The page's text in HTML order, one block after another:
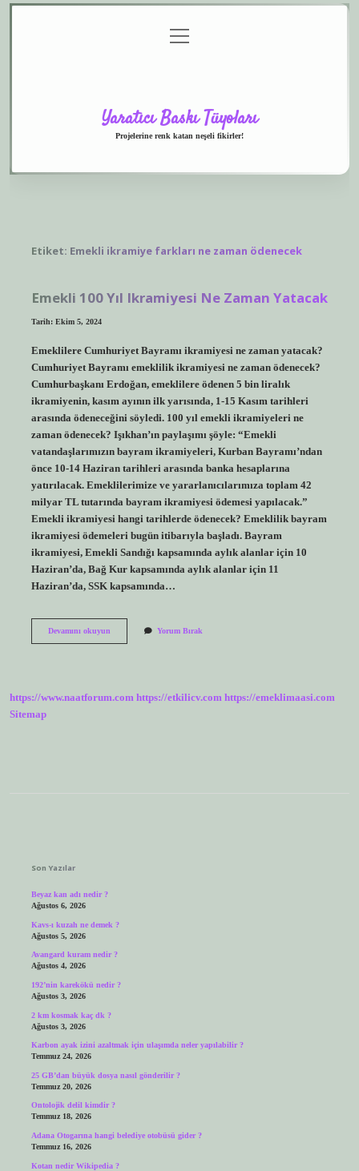
menüyü
aç
Yaratıcı Baskı Tüyoları
Projelerine renk katan neşeli fikirler!
Etiket: Emekli ikramiye farkları ne zaman ödenecek
Emekli 100 Yıl Ikramiyesi Ne Zaman Yatacak
Tarih: Ekim 5, 2024
Emeklilere Cumhuriyet Bayramı ikramiyesi ne zaman yatacak?
Cumhuriyet Bayramı emeklilik ikramiyesi ne zaman ödenecek?
Cumhurbaşkanı Erdoğan, emeklilere ödenen 5 bin liralık
ikramiyenin, kasım ayının ilk yarısında, 1-15 Kasım tarihleri ​​
arasında ödeneceğini söyledi. 100 yıl emekli ikramiyeleri ne
zaman ödenecek? Işıkhan’ın paylaşımı şöyle: “Emekli
vatandaşlarımızın bayram ikramiyeleri, Kurban Bayramı’ndan
önce 10-14 Haziran tarihleri ​​arasında banka hesaplarına
yatırılacak. Emeklilerimize ve yararlanıcılarımıza toplam 42
milyar TL tutarında bayram ikramiyesi ödemesi yapılacak.”
Emekli ikramiyesi hangi tarihlerde ödenecek? Emeklilik bayram
ikramiyesi ödemeleri bugün itibarıyla başladı. Bayram
ikramiyesi, Emekli Sandığı kapsamında aylık alanlar için 10
Haziran’da, Bağ Kur kapsamında aylık alanlar için 11
Haziran’da, SSK kapsamında…
Devamını okuyunEmekli
Yatacak
Yorum Bırak
https://www.naatforum.com https://etkilicv.com https://emeklimaasi.com
Sitemap
Son Yazılar
Beyaz kan adı nedir ?
Ağustos 6, 2026
Kavs-ı kuzah ne demek ?
Ağustos 5, 2026
Avangard kuram nedir ?
Ağustos 4, 2026
192’nin karekökü nedir ?
Ağustos 3, 2026
2 km kosmak kaç dk ?
Ağustos 3, 2026
Karbon ayak izini azaltmak için ulaşımda neler yapılabilir ?
Temmuz 24, 2026
25 GB’dan büyük dosya nasıl gönderilir ?
Temmuz 20, 2026
Ontolojik delil kimdir ?
Temmuz 18, 2026
Adana Otogarına hangi belediye otobüsü gider ?
Temmuz 16, 2026
Kotan nedir Wikipedia ?